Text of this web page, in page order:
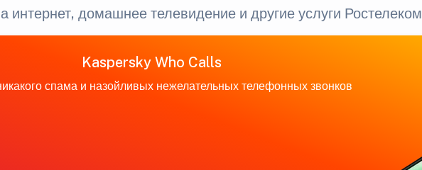
интернет, домашнее телевидение и другие услуги Ростелеком
Kaspersky Who Calls
спама и назойливых нежелательных телефонных звонков